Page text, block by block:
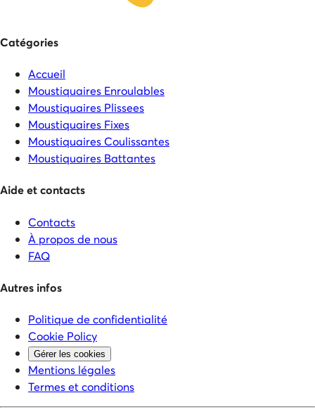
Catégories
Accueil
Moustiquaires Enroulables
Moustiquaires Plissees
Moustiquaires Fixes
Moustiquaires Coulissantes
Moustiquaires Battantes
Aide et contacts
Contacts
À propos de nous
FAQ
Autres infos
Politique de confidentialité
Cookie Policy
Gérer les cookies
Mentions légales
Termes et conditions